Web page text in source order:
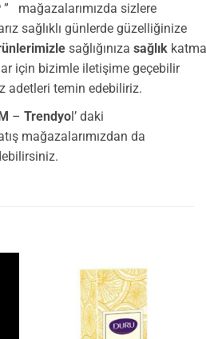
” mağazalarımızda sizlere
sağlıklı günlerde güzelliğinize
sağlığınıza sağlık
için bizimle iletişime geçebilir
adetleri temin edebiliriz.
– Trendyol’ daki
mağazalarımızdan da